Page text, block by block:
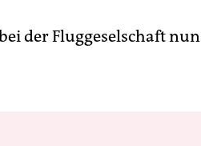
der Fluggeselschaft nun